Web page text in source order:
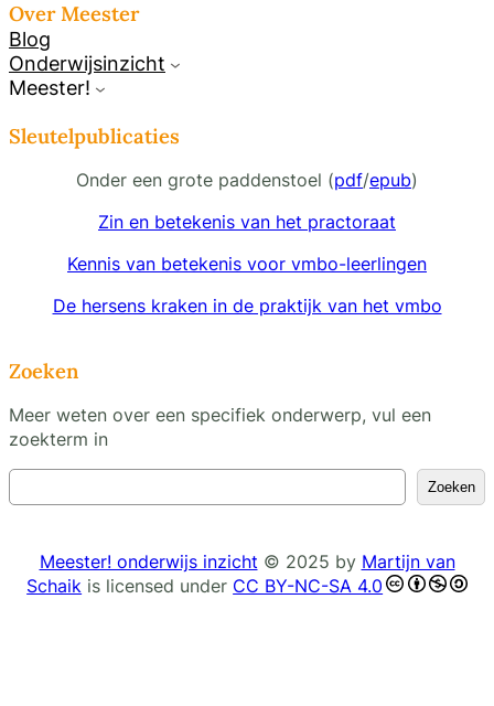
Over Meester
Blog
Onderwijsinzicht
Meester!
Sleutelpublicaties
Onder een grote paddenstoel (pdf/epub)
Zin en betekenis van het practoraat
Kennis van betekenis voor vmbo-leerlingen
De hersens kraken in de praktijk van het vmbo
Zoeken
Meer weten over een specifiek onderwerp, vul een
zoekterm in
o
k
e
n
Zoeken
Meester! onderwijs inzicht © 2025 by Martijn van
Schaik is licensed under CC BY-NC-SA 4.0